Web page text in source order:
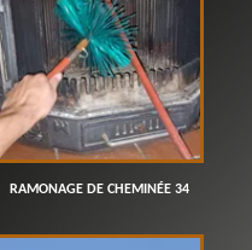
RAMONAGE DE CHEMINÉE 34